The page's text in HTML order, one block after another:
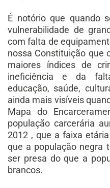
É notório que quando
vulnerabilidade de
com falta de
nossa Constituição que
maiores índices de
ineficiência e da
educação, saúde,
ainda mais visíveis
Mapa do
população carcerária
2012 , que a faixa
que a população negra
ser presa do que a
brancos.